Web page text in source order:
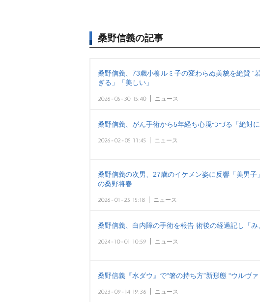
桑野信義の記事
桑野信義、73歳小柳ルミ子の変わらぬ美貌を絶賛 “
ぎる」「美しい」
2026-05-30 15:40 ニュース
桑野信義、がん手術から5年経ち心境つづる「絶対
2026-02-05 11:45 ニュース
桑野信義の次男、27歳のイケメン姿に反響「美男
の桑野将春
2026-01-25 15:18 ニュース
桑野信義、白内障の手術を報告 術後の経過記し「
2024-10-01 10:59 ニュース
桑野信義『水ダウ』で“箸の持ち方”新形態 “ウルヴァ
2023-09-14 19:36 ニュース